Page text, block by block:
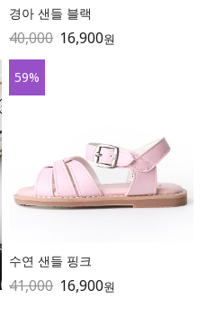
경아 샌들 블랙
40,000 16,900원
59%
수연 샌들 핑크
41,000 16,900원